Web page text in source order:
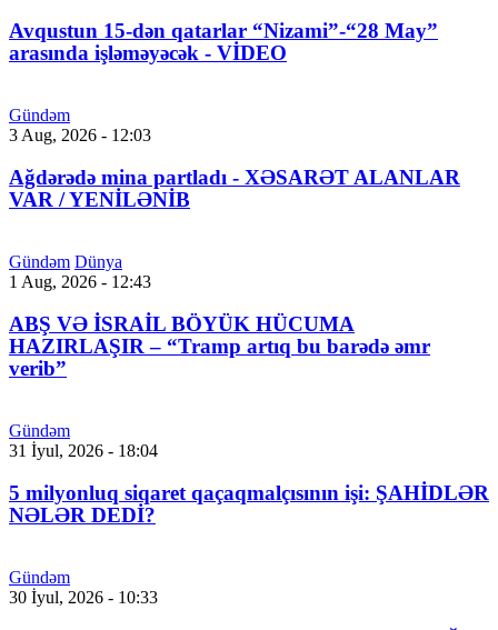
Avqustun 15-dən qatarlar “Nizami”-“28 May”
arasında işləməyəcək - VİDEO
Gündəm
3 Aug, 2026 - 12:03
Ağdərədə mina partladı - XƏSARƏT ALANLAR
VAR / YENİLƏNİB
Gündəm Dünya
1 Aug, 2026 - 12:43
ABŞ VƏ İSRAİL BÖYÜK HÜCUMA
HAZIRLAŞIR – “Tramp artıq bu barədə əmr
verib”
Gündəm
31 İyul, 2026 - 18:04
5 milyonluq siqaret qaçaqmalçısının işi: ŞAHİDLƏR
NƏLƏR DEDİ?
Gündəm
30 İyul, 2026 - 10:33